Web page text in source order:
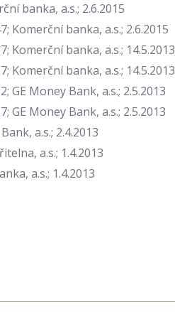
banka, a.s.; 2.6.2015
Komerční banka, a.s.; 2.6.2015
Komerční banka, a.s.; 14.5.2013
Komerční banka, a.s.; 14.5.2013
GE Money Bank, a.s.; 2.5.2013
GE Money Bank, a.s.; 2.5.2013
a.s.; 2.4.2013
a.s.; 1.4.2013
a.s.; 1.4.2013